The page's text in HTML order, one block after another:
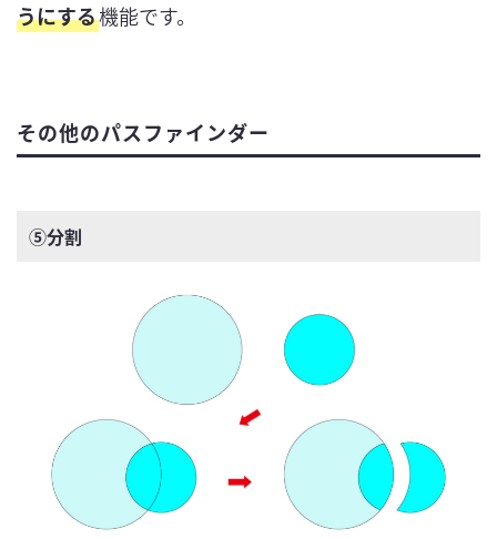
うにする機能です。
その他のパスファインダー
⑤分割